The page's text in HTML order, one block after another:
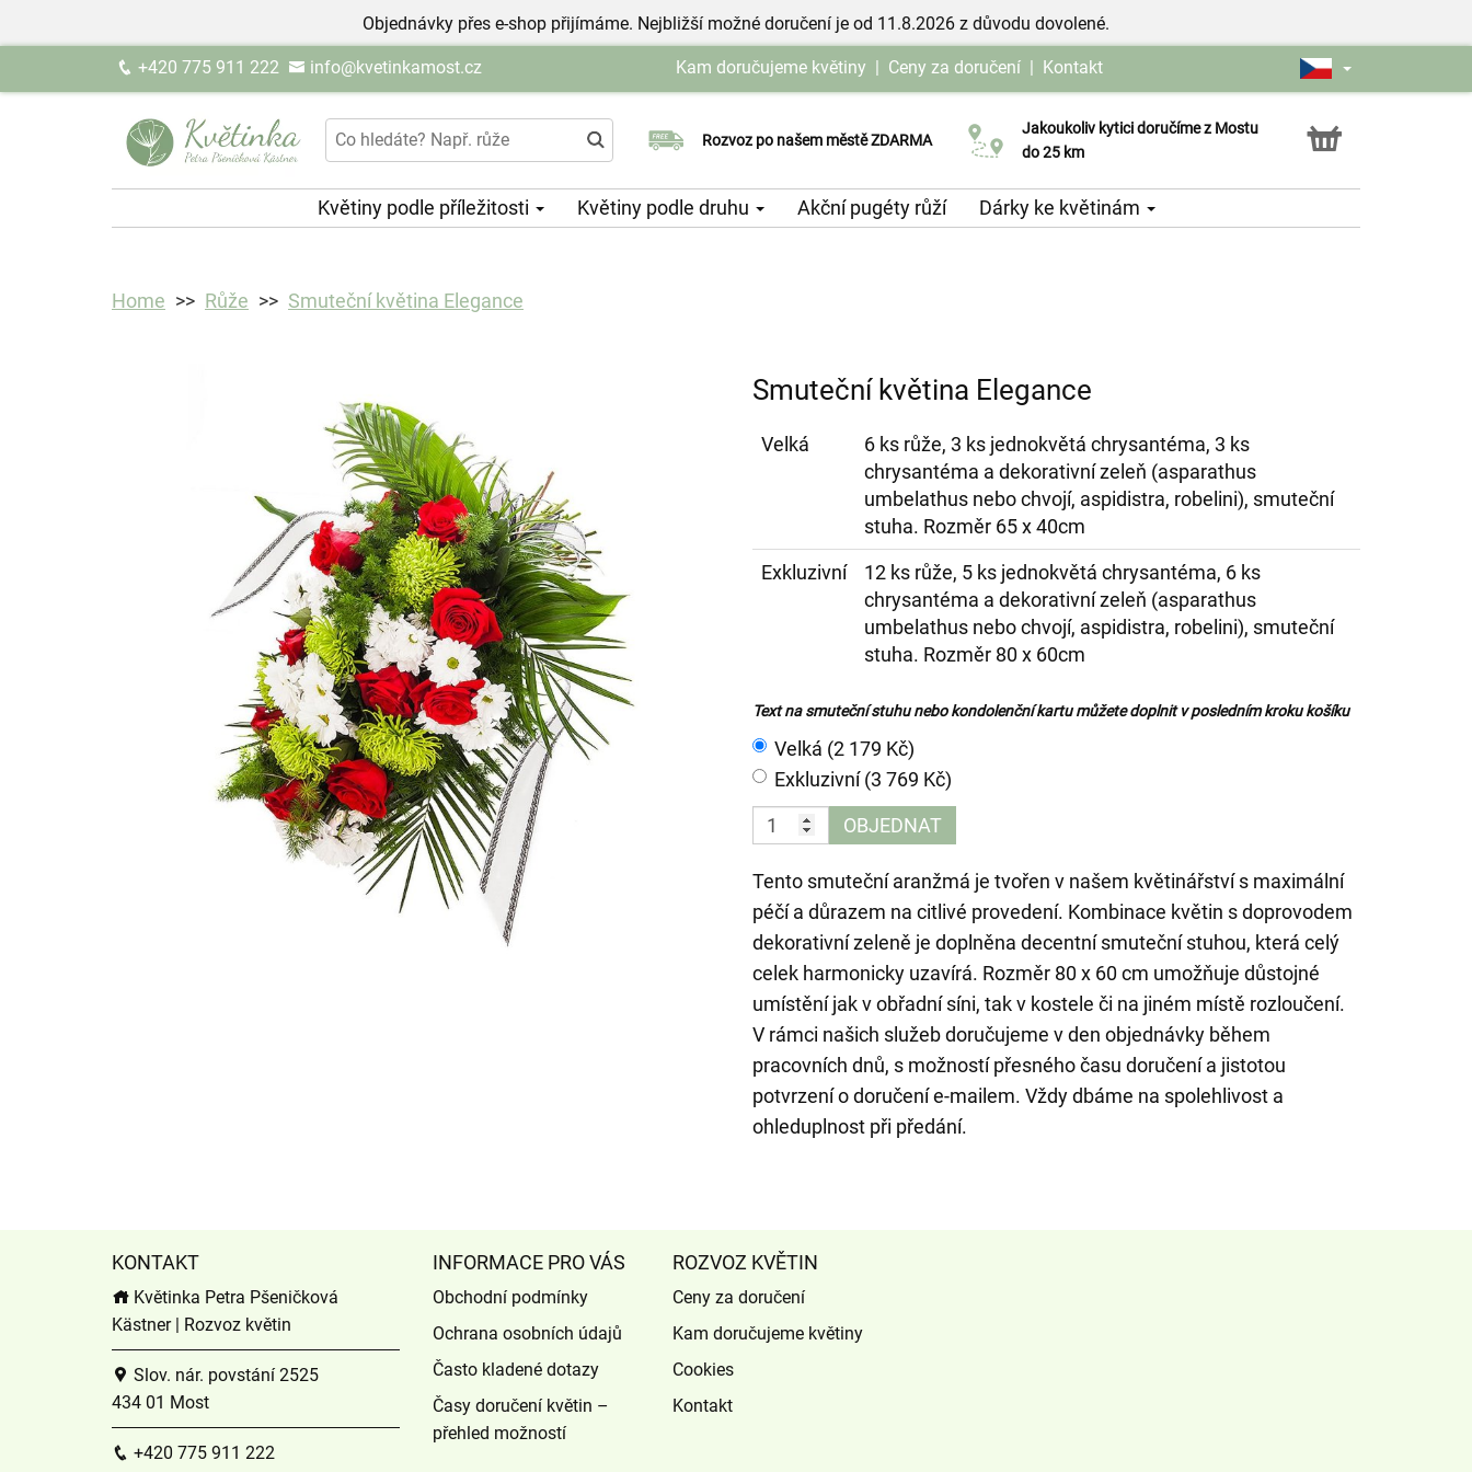
Objednávky přes e-shop přijímáme. Nejbližší možné doručení je od 11.8.2026 z důvodu dovolené.
+420 775 911 222 info@kvetinkamost.cz Kam doručujeme květiny | Ceny za doručení | Kontakt
Rozvoz po našem městě ZDARMA
Možný výběr času a dne doručení
Jakoukoliv kytici doručíme z Mostu
do 25 km
Možnost vyzvednout v naší květince
Květiny podle příležitosti Květiny podle druhu Akční pugéty růží Dárky ke květinám
Home Růže Smuteční květina Elegance
Smuteční květina Elegance
Velká
6 ks růže, 3 ks jednokvětá chrysantéma, 3 ks
chrysantéma a dekorativní zeleň (asparathus
umbelathus nebo chvojí, aspidistra, robelini), smuteční
stuha. Rozměr 65 x 40cm
Exkluzivní
12 ks růže, 5 ks jednokvětá chrysantéma, 6 ks
chrysantéma a dekorativní zeleň (asparathus
umbelathus nebo chvojí, aspidistra, robelini), smuteční
stuha. Rozměr 80 x 60cm
Text na smuteční stuhu nebo kondolenční kartu můžete doplnit v posledním kroku košíku
Velká (2 179 Kč)
Exkluzivní (3 769 Kč)
OBJEDNAT
Tento smuteční aranžmá je tvořen v našem květinářství s maximální
péčí a důrazem na citlivé provedení. Kombinace květin s doprovodem
dekorativní zeleně je doplněna decentní smuteční stuhou, která celý
celek harmonicky uzavírá. Rozměr 80 x 60 cm umožňuje důstojné
umístění jak v obřadní síni, tak v kostele či na jiném místě rozloučení.
V rámci našich služeb doručujeme v den objednávky během
pracovních dnů, s možností přesného času doručení a jistotou
potvrzení o doručení e-mailem. Vždy dbáme na spolehlivost a
ohleduplnost při předání.
KONTAKT
Květinka Petra Pšeničková
Kästner | Rozvoz květin
Slov. nár. povstání 2525
434 01 Most
+420 775 911 222
INFORMACE PRO VÁS
Obchodní podmínky
Ochrana osobních údajů
Často kladené dotazy
Časy doručení květin –
přehled možností
ROZVOZ KVĚTIN
Ceny za doručení
Kam doručujeme květiny
Cookies
Kontakt